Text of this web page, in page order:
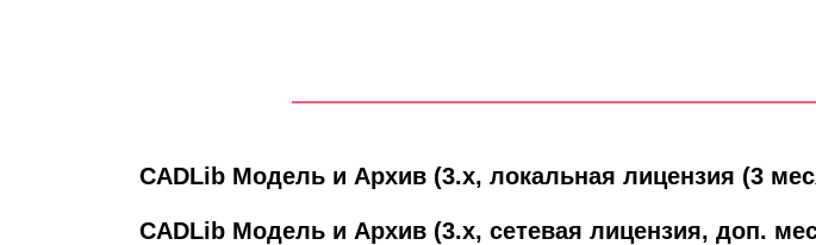
CADLib Модель и Архив (3.x, локальная лицензия (3
CADLib Модель и Архив (3.x, сетевая лицензия, доп.